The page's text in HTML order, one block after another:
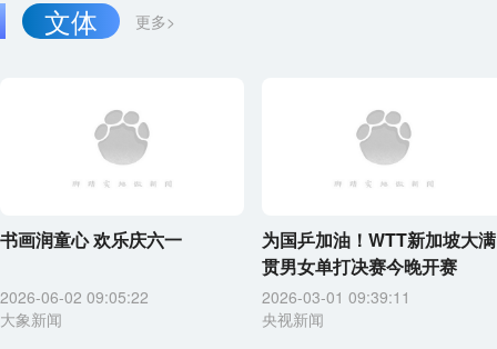
更多>
文体
书画润童心 欢乐庆六一
2026-06-02 09:05:22
大象新闻
为国乒加油！WTT新加坡大满
贯男女单打决赛今晚开赛
2026-03-01 09:39:11
央视新闻